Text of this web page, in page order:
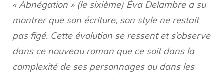
« Abnégation » (le sixième) Éva Delambre a su
montrer que son écriture, son style ne restait
pas figé. Cette évolution se ressent et s’observe
dans ce nouveau roman que ce soit dans la
complexité de ses personnages ou dans les